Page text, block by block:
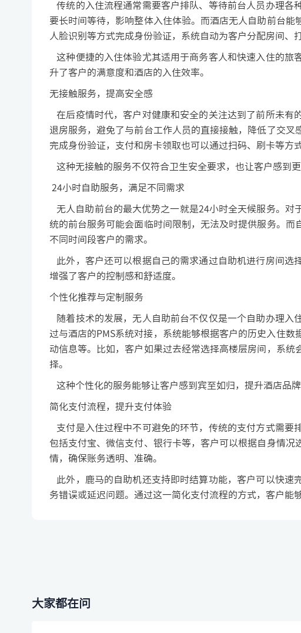
传统的入住流程通常需要客户排队、等待前台人员办理各
要长时间等待，影响整体入住体验。而酒店无人自助前台
人脸识别等方式完成身份验证，系统自动为客户分配房间、
这种便捷的入住体验尤其适用于商务客人和快速入住的旅
升了客户的满意度和酒店的入住效率。
无接触服务，提高安全感
在后疫情时代，客户对健康和安全的关注达到了前所未有
退房服务，避免了与前台工作人员的直接接触，降低了交
完成身份验证，支付和房卡领取也可以通过扫码、刷卡等方
这种无接触的服务不仅符合卫生安全要求，也让客户感到
24小时自助服务，满足不同需求
无人自助前台的最大优势之一就是24小时全天候服务。对
统的前台服务可能会面临时间限制，无法及时提供服务。
不同时间段客户的需求。
此外，客户还可以根据自己的需求通过自助机进行房间选
增强了客户的控制感和舒适度。
个性化推荐与定制服务
随着技术的发展，无人自助前台不仅仅是一个自助办理入
过与酒店的PMS系统对接，系统能够根据客户的历史入住
动信息等。比如，客户如果过去经常选择高楼层房间，系
择。
这种个性化的服务能够让客户感到宾至如归，提升酒店品牌
简化支付流程，提升支付体验
支付是入住过程中不可避免的环节，传统的支付方式需要
包括支付宝、微信支付、银行卡等，客户可以根据自身情
情，确保账务透明、准确。
此外，鹿马的自助机还支持即时结算功能，客户可以快速
务错误或延迟问题。通过这一简化支付流程的方式，客户能
大家都在问